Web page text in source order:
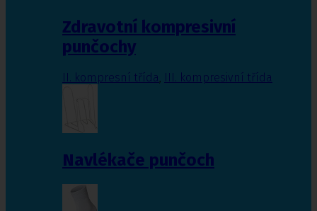
Zdravotní kompresivní
punčochy
II. kompresní třída III. kompresivní třída
Navlékače punčoch